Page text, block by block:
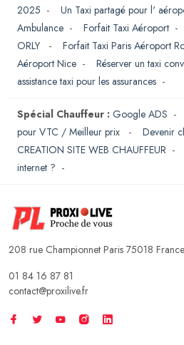
2025 - Un Taxi partagé pour l'
Ambulance - Forfait Taxi Aéroport -
ORLY
- Forfait Taxi Paris Aéroport
Aéroport Nice - Réserver un taxi
assistance taxi pour les assurances -
Spécial Chauffeur : Google ADS -
pour VTC / Meilleur prix
- Devenir
CREATION SITE WEB CHAUFFEUR -
internet ? -
208 rue Championnet Paris 75018 France
01 84 16 87 81
contact@proxilive.fr